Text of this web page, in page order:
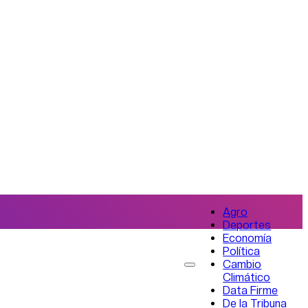
Agro
Deportes
Economía
Política
Cambio
Climático
Data Firme
De la Tribuna